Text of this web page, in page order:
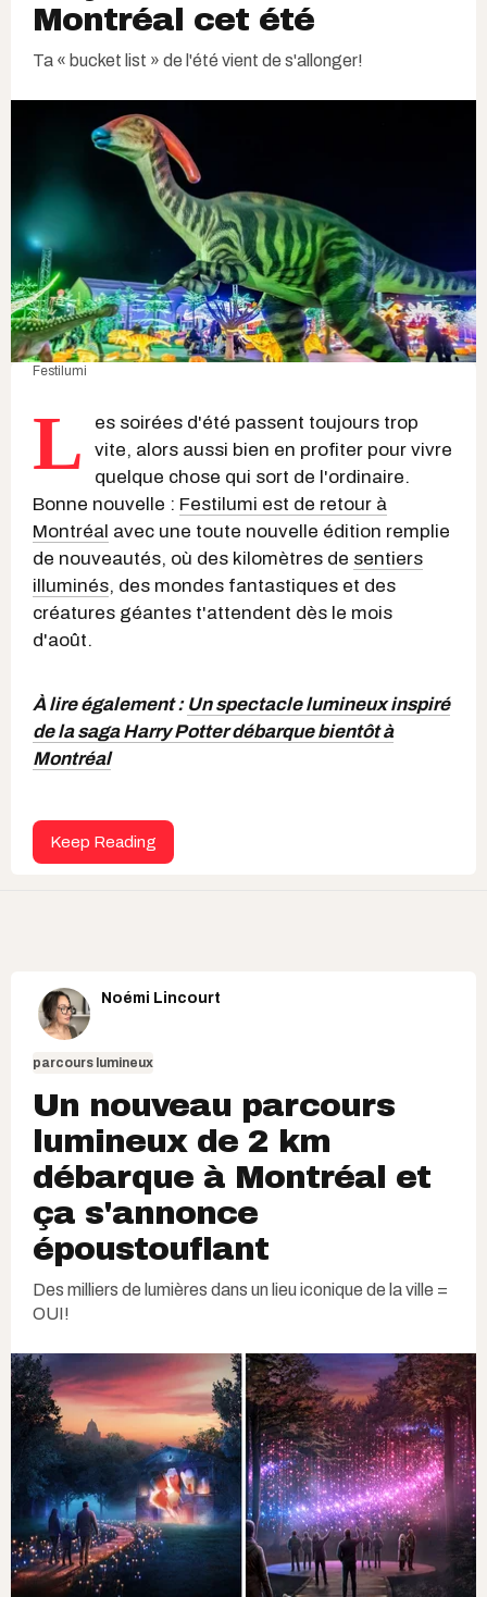
Montréal cet été
Ta « bucket list » de l'été vient de s'allonger!
Festilumi
L
es soirées d'été passent toujours trop
vite, alors aussi bien en profiter pour vivre
quelque chose qui sort de l'ordinaire.
Bonne nouvelle : Festilumi est de retour à
Montréal avec une toute nouvelle édition remplie
de nouveautés, où des kilomètres de sentiers
illuminés, des mondes fantastiques et des
créatures géantes t'attendent dès le mois
d'août.
À lire également : Un spectacle lumineux inspiré
de la saga Harry Potter débarque bientôt à
Montréal
Keep Reading
Noémi Lincourt
parcours lumineux
Un nouveau parcours
lumineux de 2 km
débarque à Montréal et
ça s'annonce
époustouflant
Des milliers de lumières dans un lieu iconique de la ville =
OUI!